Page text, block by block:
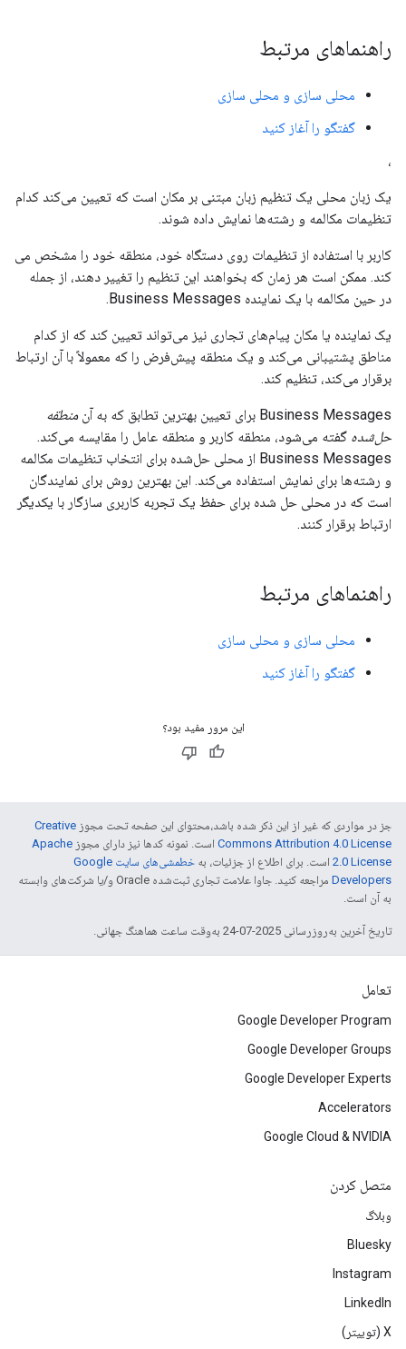
راهنماهای مرتبط
محلی سازی و محلی سازی
گفتگو را آغاز کنید
،
یک زبان محلی یک تنظیم زبان مبتنی بر مکان است که تعیین می‌کند کدام
تنظیمات مکالمه و رشته‌ها نمایش داده شوند.
کاربر با استفاده از تنظیمات روی دستگاه خود، منطقه خود را مشخص می
کند. ممکن است هر زمان که بخواهند این تنظیم را تغییر دهند، از جمله
در حین مکالمه با یک نماینده Business Messages.
یک نماینده یا مکان پیام‌های تجاری نیز می‌تواند تعیین کند که از کدام
مناطق پشتیبانی می‌کند و یک منطقه پیش‌فرض را که معمولاً با آن ارتباط
برقرار می‌کند، تنظیم کند.
Business Messages برای تعیین بهترین تطابق که به آن
منطقه
حل‌شده گفته می‌شود، منطقه کاربر و منطقه عامل را مقایسه می‌کند.
Business Messages از محلی حل‌شده برای انتخاب تنظیمات مکالمه
و رشته‌ها برای نمایش استفاده می‌کند. این بهترین روش برای نمایندگان
است که در محلی حل شده برای حفظ یک تجربه کاربری سازگار با یکدیگر
ارتباط برقرار کنند.
راهنماهای مرتبط
محلی سازی و محلی سازی
گفتگو را آغاز کنید
این مرور مفید بود؟
جز در مواردی که غیر از این ذکر شده باشد،‌محتوای این صفحه تحت مجوز Creative
Commons Attribution 4.0 License است. نمونه کدها نیز دارای مجوز Apache
2.0 License است. برای اطلاع از جزئیات، به
خطمشی‌های سایت Google
Developers‏
مراجعه کنید. جاوا علامت تجاری ثبت‌شده Oracle و/یا شرکت‌های وابسته
به آن است.
تاریخ آخرین به‌روزرسانی 2025-07-24 به‌وقت ساعت هماهنگ جهانی.
تعامل
Google Developer Program
Google Developer Groups
Google Developer Experts
Accelerators
Google Cloud & NVIDIA
متصل کردن
وبلاگ
Bluesky
Instagram
LinkedIn
‫X (توییتر)